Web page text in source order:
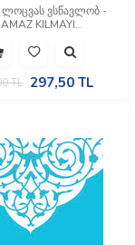
ლოცვას ვსწავლობ -
KILMAYI
TL 297,50 TL